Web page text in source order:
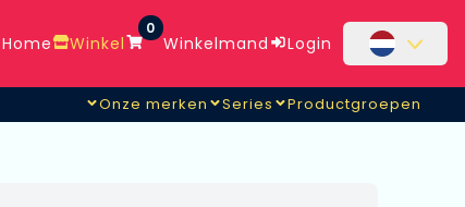
Home Winkel
0
Winkelmand Login
Onze merken Series Productgroepen